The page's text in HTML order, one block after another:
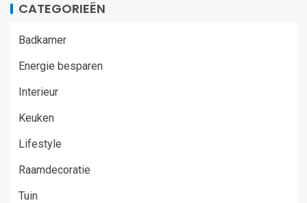
CATEGORIEËN
Badkamer
Energie besparen
Interieur
Keuken
Lifestyle
Raamdecoratie
Tuin